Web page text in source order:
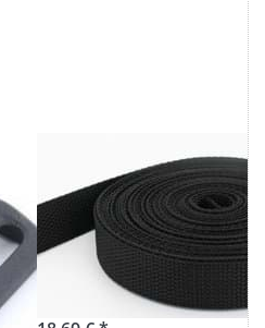
Gurtband -
20mm breit -
1,2mm stark -
schwarz (UV)